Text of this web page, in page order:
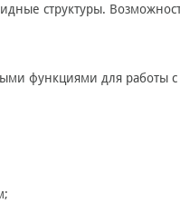
структуры.
функциями для работы